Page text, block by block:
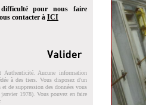
pour nous faire
contacter à ICI
Authenticité. Aucune information
à des tiers. Vous disposez d'un
de suppression des données vous
1978). Vous pouvez en faire
.